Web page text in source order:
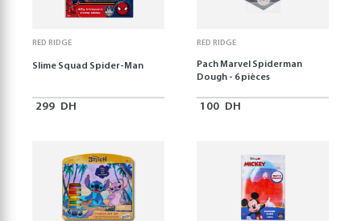
RED RIDGE
Slime Squad Spider-Man
299 DH
RED RIDGE
Pach Marvel Spiderman
Dough - 6 pièces
100 DH